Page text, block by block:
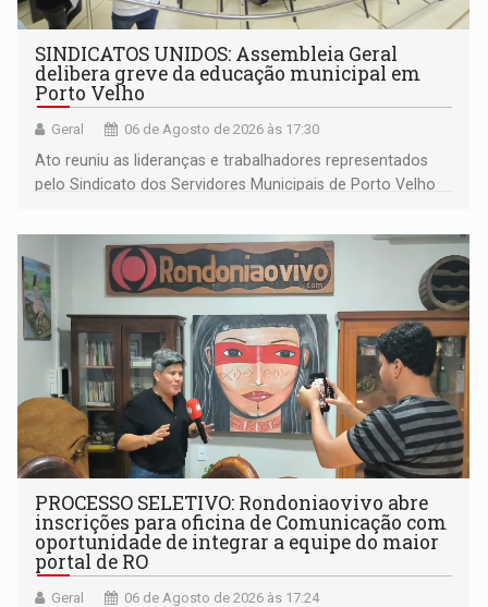
SINDICATOS UNIDOS: Assembleia Geral
delibera greve da educação municipal em
Porto Velho
Geral 06 de Agosto de 2026 às 17:30
Ato reuniu as lideranças e trabalhadores representados
pelo Sindicato dos Servidores Municipais de Porto Velho
PROCESSO SELETIVO: Rondoniaovivo abre
inscrições para oficina de Comunicação com
oportunidade de integrar a equipe do maior
portal de RO
Geral 06 de Agosto de 2026 às 17:24